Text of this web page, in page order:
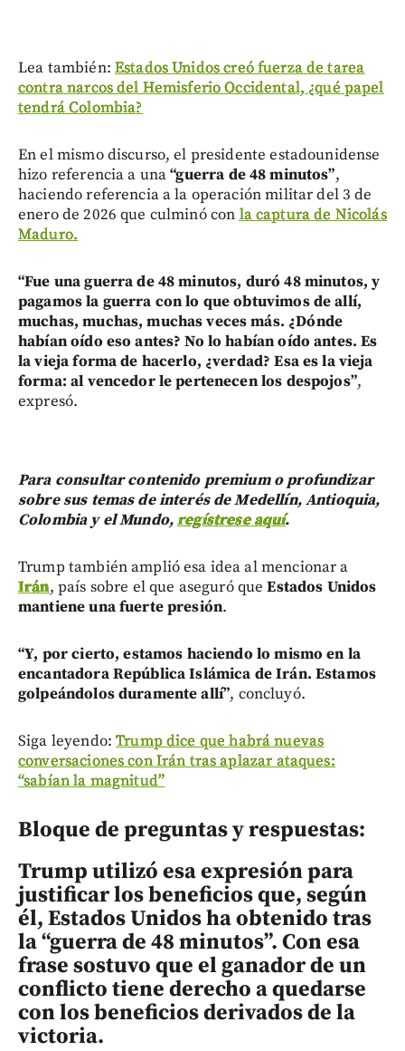
Lea también: Estados Unidos creó fuerza de tarea
contra narcos del Hemisferio Occidental, ¿qué papel
tendrá Colombia?
En el mismo discurso, el presidente estadounidense
hizo referencia a una“guerra de 48 minutos”,
haciendo referencia a la operación militar del 3 de
enero de 2026 que culminó con la captura de Nicolás
Maduro.
“Fue una guerra de 48 minutos, duró 48 minutos, y
pagamos la guerra con lo que obtuvimos de allí,
muchas, muchas, muchas veces más. ¿Dónde
habían oído eso antes? No lo habían oído antes. Es
la vieja forma de hacerlo, ¿verdad? Esa es la vieja
forma: al vencedor le pertenecen los despojos”,
expresó.
Para consultar contenido premium o profundizar
sobre sus temas de interés de Medellín, Antioquia,
Colombia y el Mundo,regístrese aquí.
Trump también amplió esa idea al mencionar a
Irán, país sobre el que aseguró queEstados Unidos
mantiene una fuerte presión.
“Y, por cierto, estamos haciendo lo mismo en la
encantadora República Islámica de Irán. Estamos
golpeándolos duramente allí”, concluyó.
Siga leyendo:Trump dice que habrá nuevas
conversaciones con Irán tras aplazar ataques:
“sabían la magnitud”
Bloque de preguntas y respuestas:
Trump utilizó esa expresión para
justificar los beneficios que, según
él, Estados Unidos ha obtenido tras
la “guerra de 48 minutos”. Con esa
frase sostuvo que el ganador de un
conflicto tiene derecho a quedarse
con los beneficios derivados de la
victoria.